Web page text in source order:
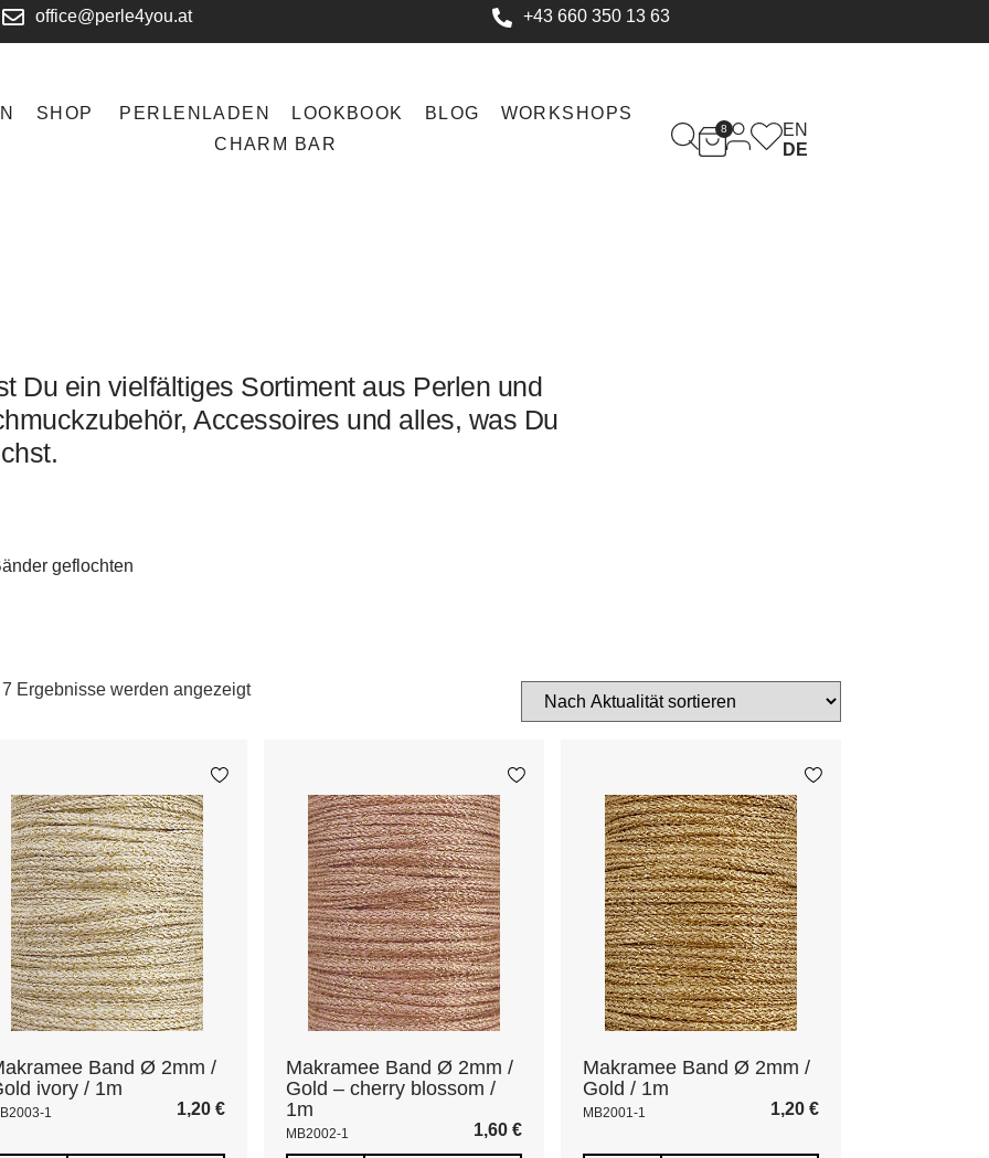
office@perle4you.at +43 660 350 13 63
SHOP PERLENLADEN LOOKBOOK BLOG
WORKSHOPS
CHARM BAR
8
EN
DE
Du ein vielfältiges Sortiment aus Perlen und
Accessoires und alles, was Du
geflochten
Ergebnisse werden angezeigt
Band Ø 2mm /
ivory / 1m
1 1,20 €
Makramee Band Ø 2mm /
Gold – cherry blossom /
1m
MB2002-1 1,60 €
Makramee Band Ø 2mm /
Gold / 1m
MB2001-1 1,20 €